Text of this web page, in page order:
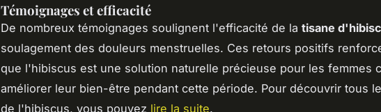
Témoignages et efficacité
De nombreux témoignages soulignent l'efficacité de la tisane
soulagement des douleurs menstruelles. Ces retours positifs
que l'hibiscus est une solution naturelle précieuse pour les femmes
améliorer leur bien-être pendant cette période. Pour découvrir tous
de l'hibiscus, vous pouvez lire la suite.